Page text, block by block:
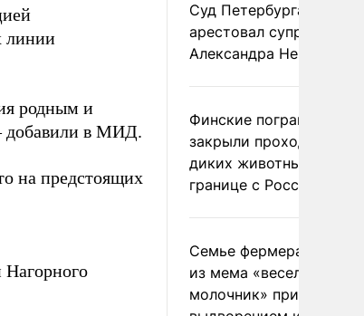
линии
родным и
добавили в МИД.
на предстоящих
Нагорного
Суд Петербурга заочно
арестовал супругу
Александра Невзорова
Финские пограничники
закрыли проходы для
диких животных на
границе с Россией
Семье фермера
из мема «веселый
молочник» пригрозили